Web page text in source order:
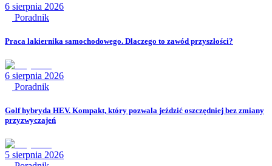
6 sierpnia 2026
Poradnik
Praca lakiernika samochodowego. Dlaczego to zawód przyszłości?
6 sierpnia 2026
Poradnik
Golf hybryda HEV. Kompakt, który pozwala jeździć oszczędniej bez zmiany
przyzwyczajeń
5 sierpnia 2026